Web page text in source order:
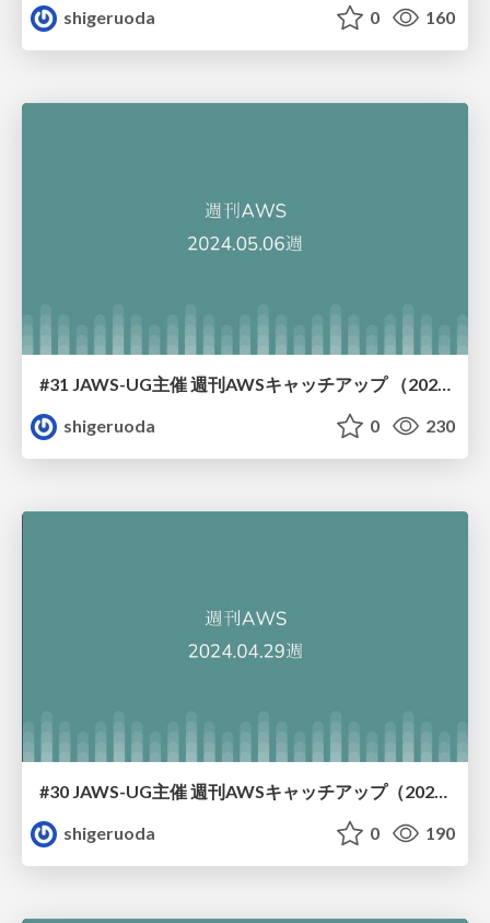
shigeruoda 0 160
shigeruoda
0 230
#30 JAWS-UG主催 週刊AWSキャッチアップ（2024/4/29週）
shigeruoda
0 190